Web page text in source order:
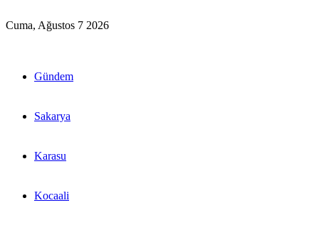
Cuma, Ağustos 7 2026
Gündem
Sakarya
Karasu
Kocaali